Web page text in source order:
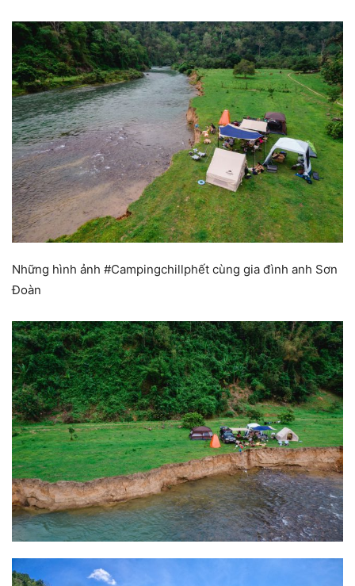
Những hình ảnh #Campingchillphết cùng gia đình anh Sơn
Đoàn